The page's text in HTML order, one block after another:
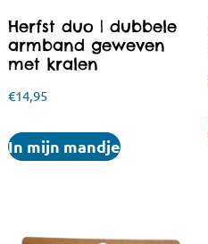
Herfst duo | dubbele
armband geweven
met kralen
€14,95
In mijn mandje